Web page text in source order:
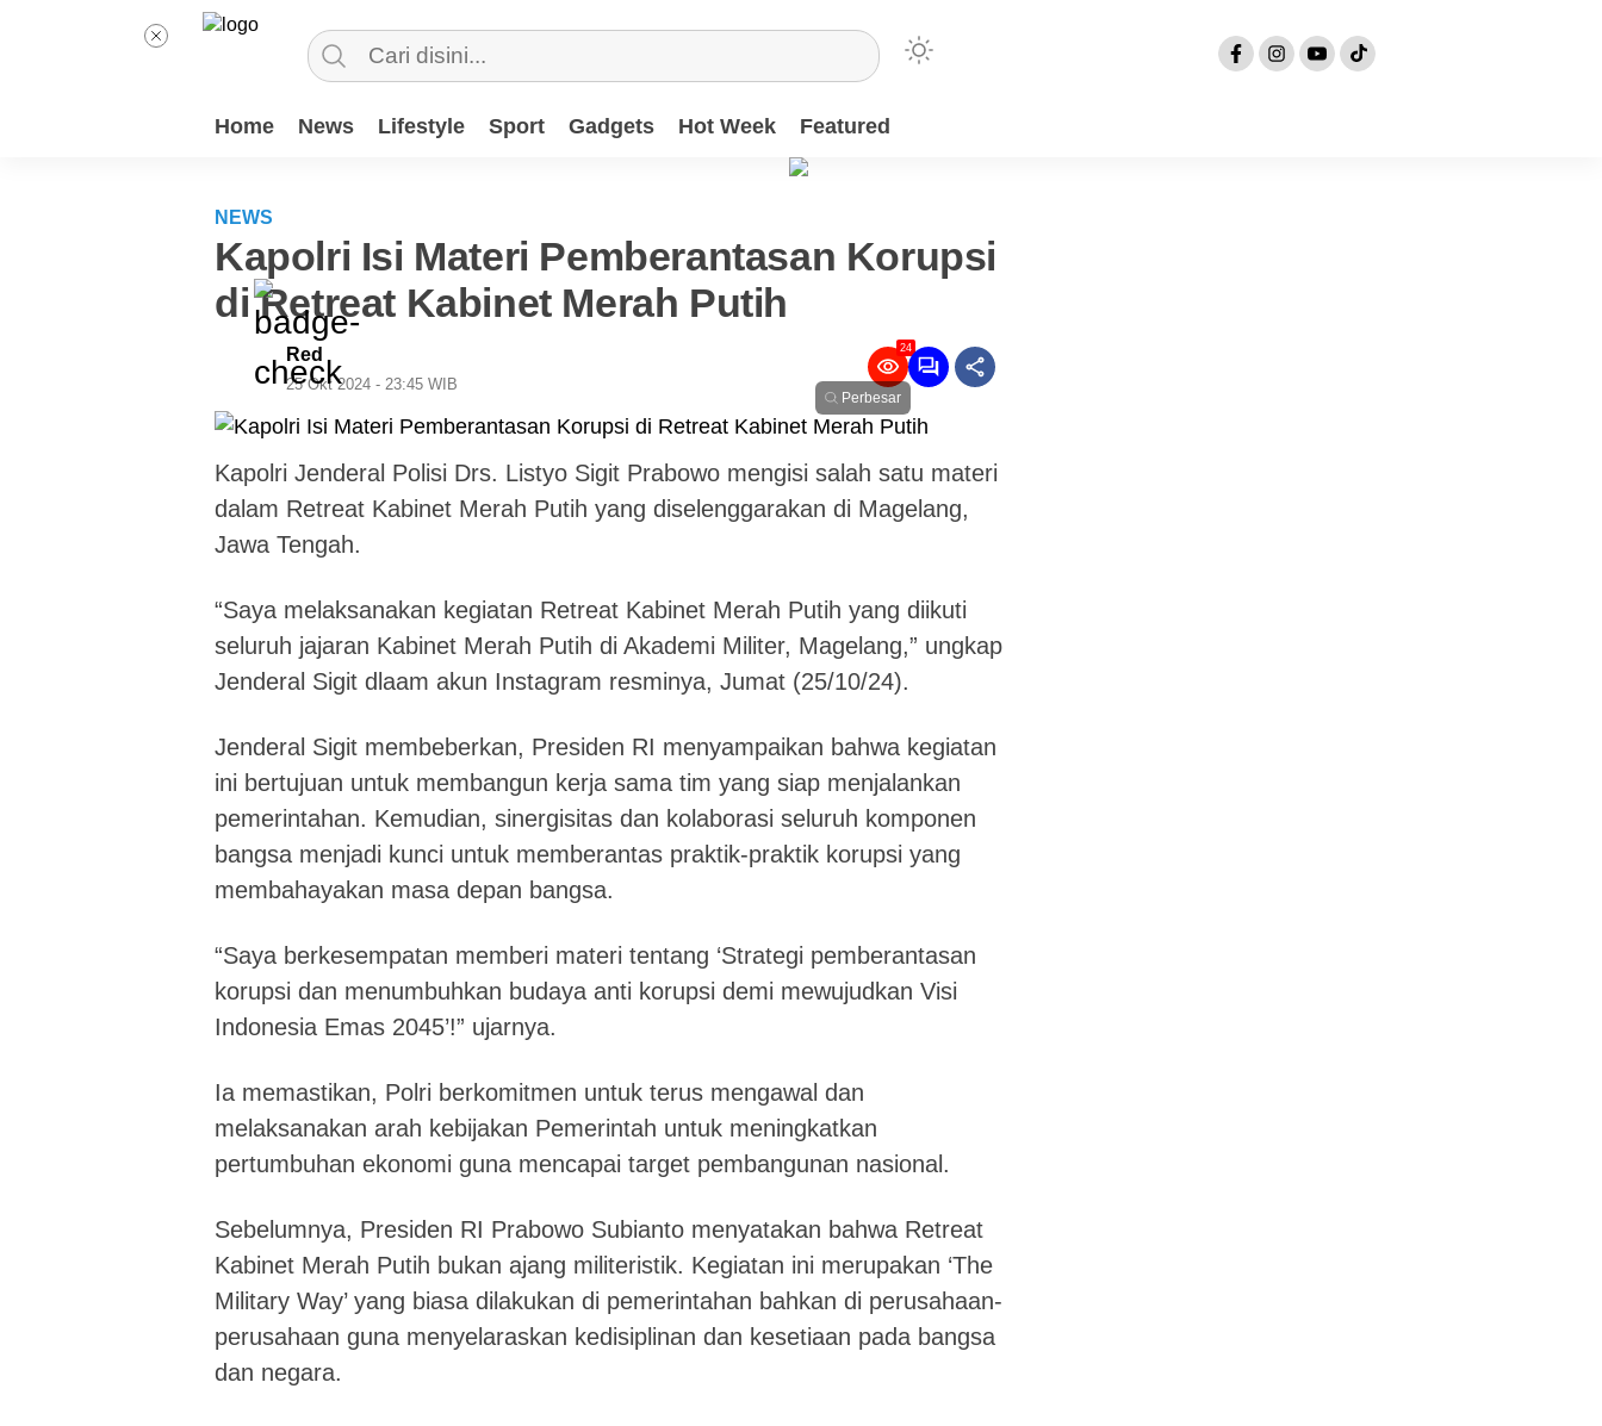
Home News Lifestyle Sport Gadgets Hot Week Featured
NEWS
Kapolri Isi Materi Pemberantasan Korupsi
di Retreat Kabinet Merah Putih
Red
25 Okt 2024 - 23:45 WIB
24
Perbesar
Kapolri Jenderal Polisi Drs. Listyo Sigit Prabowo mengisi salah satu materi
dalam Retreat Kabinet Merah Putih yang diselenggarakan di Magelang,
Jawa Tengah.
“Saya melaksanakan kegiatan Retreat Kabinet Merah Putih yang diikuti
seluruh jajaran Kabinet Merah Putih di Akademi Militer, Magelang,” ungkap
Jenderal Sigit dlaam akun Instagram resminya, Jumat (25/10/24).
Jenderal Sigit membeberkan, Presiden RI menyampaikan bahwa kegiatan
ini bertujuan untuk membangun kerja sama tim yang siap menjalankan
pemerintahan. Kemudian, sinergisitas dan kolaborasi seluruh komponen
bangsa menjadi kunci untuk memberantas praktik-praktik korupsi yang
membahayakan masa depan bangsa.
“Saya berkesempatan memberi materi tentang ‘Strategi pemberantasan
korupsi dan menumbuhkan budaya anti korupsi demi mewujudkan Visi
Indonesia Emas 2045’!” ujarnya.
Ia memastikan, Polri berkomitmen untuk terus mengawal dan
melaksanakan arah kebijakan Pemerintah untuk meningkatkan
pertumbuhan ekonomi guna mencapai target pembangunan nasional.
Sebelumnya, Presiden RI Prabowo Subianto menyatakan bahwa Retreat
Kabinet Merah Putih bukan ajang militeristik. Kegiatan ini merupakan ‘The
Military Way’ yang biasa dilakukan di pemerintahan bahkan di perusahaan-
perusahaan guna menyelaraskan kedisiplinan dan kesetiaan pada bangsa
dan negara.